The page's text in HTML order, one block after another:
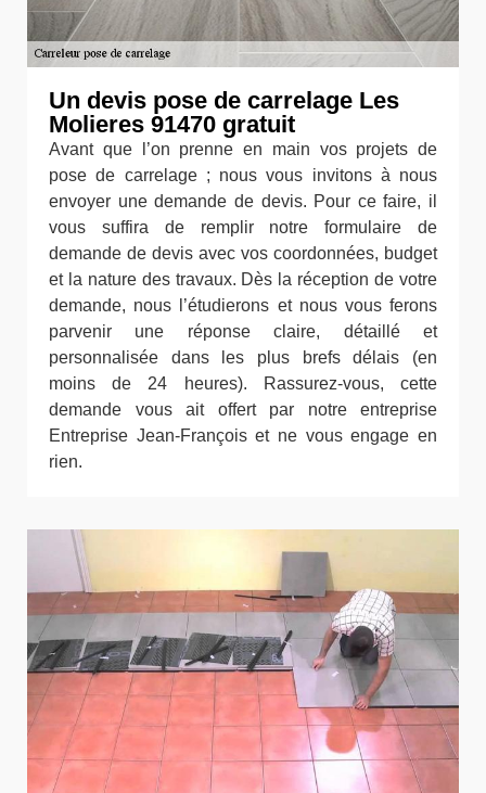
Un devis pose de carrelage Les
Molieres 91470 gratuit
Avant que l’on prenne en main vos projets de
pose de carrelage ; nous vous invitons à nous
envoyer une demande de devis. Pour ce faire, il
vous suffira de remplir notre formulaire de
demande de devis avec vos coordonnées, budget
et la nature des travaux. Dès la réception de votre
demande, nous l’étudierons et nous vous ferons
parvenir une réponse claire, détaillé et
personnalisée dans les plus brefs délais (en
moins de 24 heures). Rassurez-vous, cette
demande vous ait offert par notre entreprise
Entreprise Jean-François et ne vous engage en
rien.